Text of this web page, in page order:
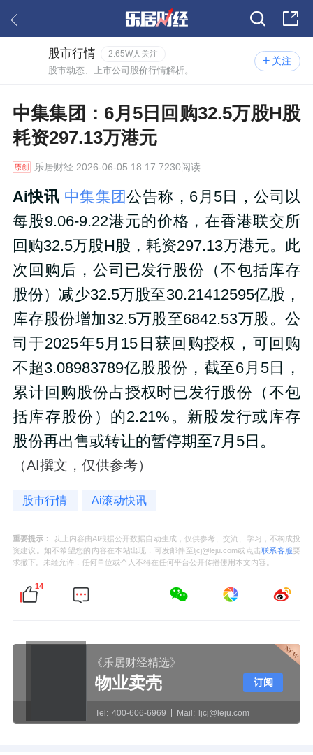
关注
股市行情 2.65W人关注
股市动态、上市公司股价行情解析。
中集集团：6月5日回购32.5万股H股
耗资297.13万港元
乐居财经2026-06-05 18:17 7230阅读
Ai快讯 中集集团公告称，6月5日，公司以
每股9.06-9.22港元的价格，在香港联交所
回购32.5万股H股，耗资297.13万港元。此
次回购后，公司已发行股份（不包括库存
股份）减少32.5万股至30.21412595亿股，
库存股份增加32.5万股至6842.53万股。公
司于2025年5月15日获回购授权，可回购
不超3.08983789亿股股份，截至6月5日，
累计回购股份占授权时已发行股份（不包
括库存股份）的2.21%。新股发行或库存
股份再出售或转让的暂停期至7月5日。
（AI撰文，仅供参考）
股市行情 Ai滚动快讯
重要提示：
以上内容由AI根据公开数据自动生成，仅供参考、交流、学习，不构成投
资建议。如不希望您的内容在本站出现，可发邮件至ljcj@leju.com或点击联系客服要
求撤下。未经允许，任何单位或个人不得在任何平台公开传播使用本文内容。
14
《乐居财经精选》
物业卖壳
Tel: 400-606-6969 Mail: ljcj@leju.com
订阅